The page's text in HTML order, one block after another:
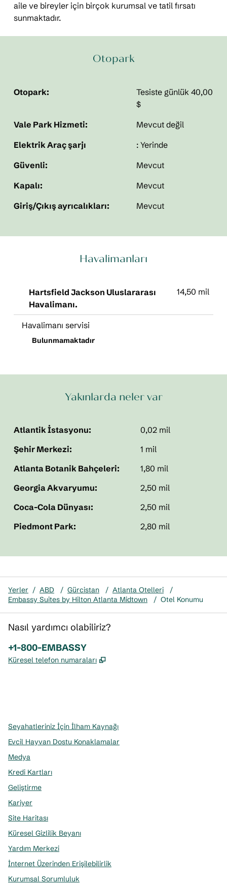
aile ve bireyler için birçok kurumsal ve tatil fırsatı
sunmaktadır.
Otopark
Otopark:
Tesiste günlük 40,00
$
Vale Park Hizmeti:
Mevcut değil
Elektrik Araç şarjı
: Yerinde
Güvenli:
Mevcut
Kapalı:
Mevcut
Giriş/Çıkış ayrıcalıkları:
Mevcut
Havalimanları
Hartsfield Jackson Uluslararası
Havalimanı.
14,50 mil
Havalimanı servisi
Bulunmamaktadır
Yakınlarda neler var
Atlantik İstasyonu:
0,02 mil
Şehir Merkezi:
1 mil
Atlanta Botanik Bahçeleri:
1,80 mil
Georgia Akvaryumu:
2,50 mil
Coca-Cola Dünyası:
2,50 mil
Piedmont Park:
2,80 mil
Yerler / ABD / Gürcistan / Atlanta Otelleri
/
Embassy Suites by Hilton Atlanta Midtown
/ Otel Konumu
Nasıl yardımcı olabiliriz?
Telefon:
+1-800-EMBASSY
Küresel telefon numaraları ,
Seyahatleriniz İçin İlham Kaynağı
Evcil Hayvan Dostu Konaklamalar
Medya
Kredi Kartları
Geliştirme
Kariyer
Site Haritası
Küresel Gizlilik Beyanı
Yardım Merkezi
İnternet Üzerinden Erişilebilirlik
Kurumsal Sorumluluk